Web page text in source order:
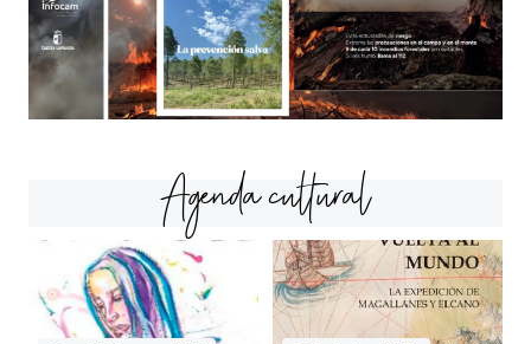
Agenda cultural